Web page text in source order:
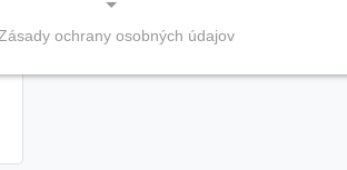
nemožno vypnúť)
a bez nich by nebolo možné
Zásady ochrany osobných údajov